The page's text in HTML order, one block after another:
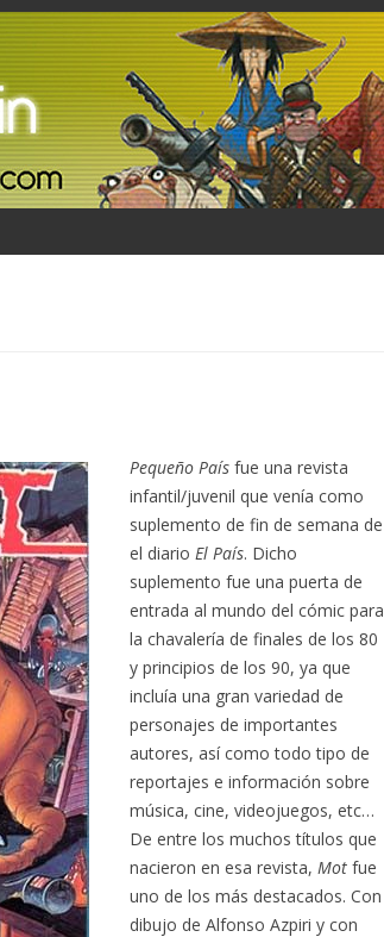
Pequeño País fue una revista
infantil/juvenil que venía como
suplemento de fin de semana de
el diario El País. Dicho
suplemento fue una puerta de
entrada al mundo del cómic para
la chavalería de finales de los 80
y principios de los 90, ya que
incluía una gran variedad de
personajes de importantes
autores, así como todo tipo de
reportajes e información sobre
música, cine, videojuegos, etc…
De entre los muchos títulos que
nacieron en esa revista, Mot fue
uno de los más destacados. Con
dibujo de Alfonso Azpiri y con